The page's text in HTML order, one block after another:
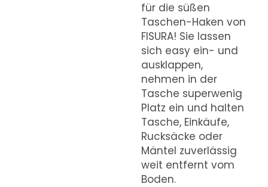
für die süßen
Taschen-Haken von
FISURA! Sie lassen
sich easy ein- und
ausklappen,
nehmen in der
Tasche superwenig
Platz ein und halten
Tasche, Einkäufe,
Rucksäcke oder
Mäntel zuverlässig
weit entfernt vom
Boden.